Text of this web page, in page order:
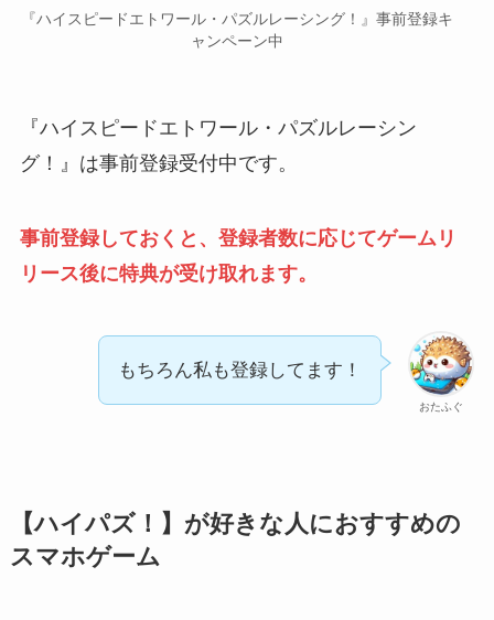
『ハイスピードエトワール・パズルレーシング！』事前登録キ
ャンペーン中
『ハイスピードエトワール・パズルレーシン
グ！』は事前登録受付中です。
事前登録しておくと、登録者数に応じてゲームリ
リース後に特典が受け取れます。
おたふぐ
もちろん私も登録してます！
【ハイパズ！】が好きな人におすすめの
スマホゲーム